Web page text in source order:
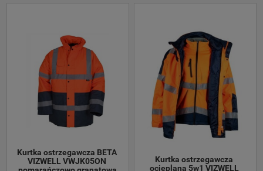
Kurtka ostrzegawcza BETA
VIZWELL VWJK05ON
Kurtka ostrzegawcza
ocieplana 5w1 VIZWELL